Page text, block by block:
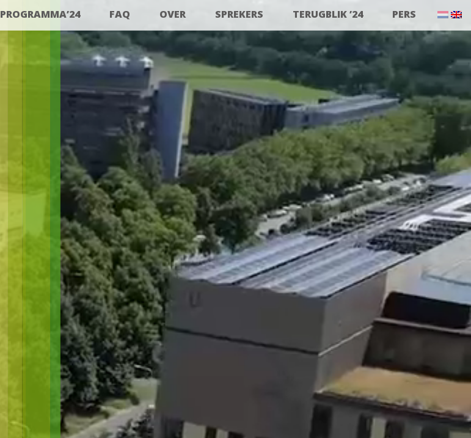
PROGRAMMA’24 FAQ OVER SPREKERS TERUGBLIK ’24 PERS